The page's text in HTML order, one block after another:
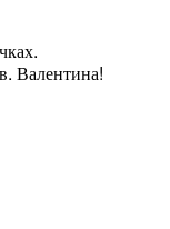
Валентина!